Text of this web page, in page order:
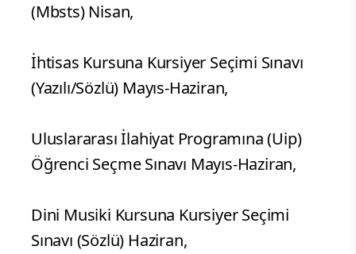
(Mbsts) Nisan,
İhtisas Kursuna Kursiyer Seçimi Sınavı
(Yazılı/Sözlü) Mayıs-Haziran,
Uluslararası İlahiyat Programına (Uip)
Öğrenci Seçme Sınavı Mayıs-Haziran,
Dini Musiki Kursuna Kursiyer Seçimi
Sınavı (Sözlü) Haziran,